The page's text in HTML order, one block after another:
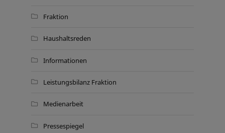
Fraktion
Haushaltsreden
Informationen
Leistungsbilanz Fraktion
Medienarbeit
Pressespiegel